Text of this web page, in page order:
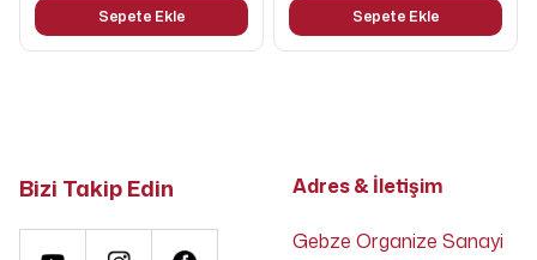
Sepete Ekle Sepete Ekle
Bizi Takip Edin Adres & İletişim
Gebze Organize Sanayi